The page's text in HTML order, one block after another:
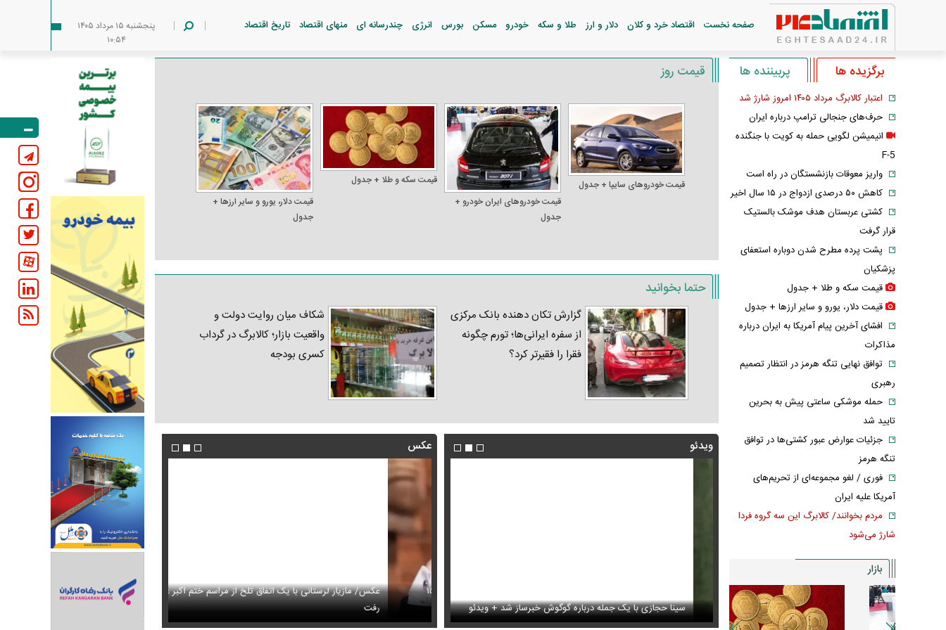
صفحه نخست اقتصاد خرد و کلان دلار و ارز طلا و سکه خودرو مسکن بورس انرژی چندرسانه ای منهای اقتصاد تاریخ اقتصاد
پنجشنبه ۱۵ مرداد ۱۴۰۵
۱۰:۵۴
قیمت روز
قیمت خودرو‌های سایپا + جدول
قیمت خودرو‌های ایران خودرو +
جدول
قیمت سکه و طلا + جدول
قیمت دلار، یورو و سایر ارز‌ها +
جدول
حتما بخوانید
گزارش تکان‌ دهنده بانک مرکزی
از سفره ایرانی‌ها؛ تورم چگونه
فقرا را فقیرتر کرد؟
شکاف میان روایت دولت و
واقعیت بازار؛ کالابرگ در گرداب
کسری بودجه
ویدئو
حصاری شبیه تام کروز شد سینا حجازی با یک جمله درباره گوگوش خبرساز شد + ویدئو فیلم / روایت پزشکیان از روز حمله به بیت رهبری فیلم/ روزبه حصاری شبیه تام کروز شد
عکس
/ مادرانه‌های شیلا خداداد در کنار فرزندانش
میلیاردی + عکس
عکس/ مازیار لرستانی با یک اتفاق تلخ از مراسم ختم اکبر عبدی
رفت
عکس / مادرانه‌های شیلا خداداد در کنار
برگزیده ها پربیننده ها
اعتبار کالابرگ مرداد ۱۴۰۵ امروز شارژ شد
حرف‌های جنجالی ترامپ درباره ایران
انیمیشن لگویی حمله به کویت با جنگنده
F-5
واریز معوقات بازنشستگان در راه است
کاهش ۵۰ درصدی ازدواج در ۱۵ سال اخیر
کشتی عربستان هدف موشک بالستیک
قرار گرفت
پشت پرده مطرح شدن دوباره استعفای
پزشکیان
قیمت سکه و طلا + جدول
قیمت دلار، یورو و سایر ارز‌ها + جدول
افشای آخرین پیام آمریکا به ایران درباره
مذاکرات
توافق نهایی تنگه هرمز در انتظار تصمیم
رهبری
حمله موشکی ساعتی پیش به بحرین
تایید شد
جزئیات عوارض عبور کشتی‌ها در توافق
تنگه هرمز
فوری / لغو مجموعه‌ای از تحریم‌های
آمریکا علیه ایران
مردم بخوانند/ کالابرگ این سه گروه فردا
شارژ می‌شود
بازار